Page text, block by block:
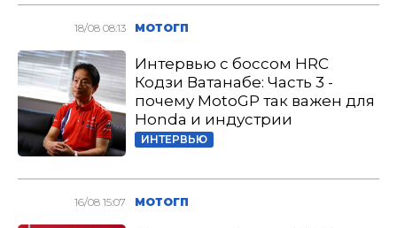
18/08 08:13 МОТОГП
Интервью с боссом HRC
Кодзи Ватанабе: Часть 3 -
почему MotoGP так важен для
Honda и индустрии
ИНТЕРВЬЮ
16/08 15:07 МОТОГП